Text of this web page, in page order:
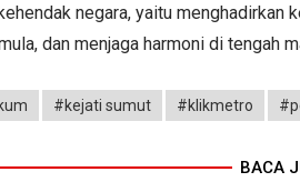
negara, yaitu menghadirkan
dan menjaga harmoni di tengah
#kejati sumut #klikmetro
BACA